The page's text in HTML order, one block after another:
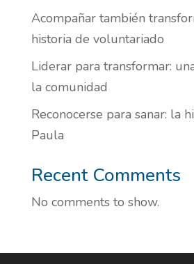
Acompañar también
historia de voluntariado
Liderar para transformar:
la comunidad
Reconocerse para sanar: la
Paula
Recent Comments
No comments to show.